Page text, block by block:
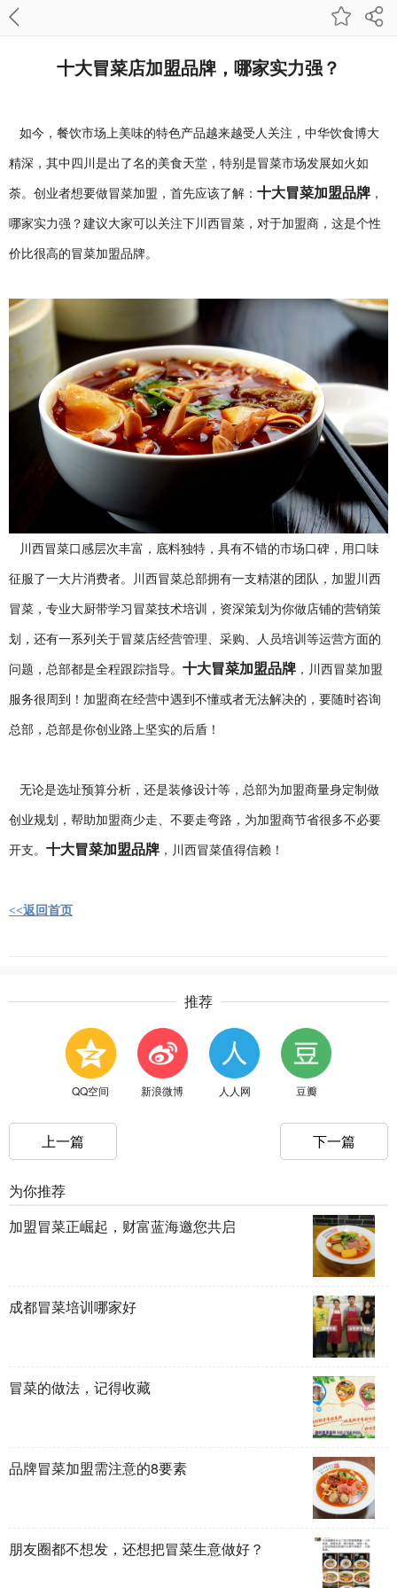
十大冒菜店加盟品牌，哪家实力强？
如今，餐饮市场上美味的特色产品越来越受人关注，中华饮食博大
精深，其中四川是出了名的美食天堂，特别是冒菜市场发展如火如
荼。创业者想要做冒菜加盟，首先应该了解： 十大冒菜加盟品牌 ，
哪家实力强？建议大家可以关注下川西冒菜，对于加盟商，这是个性
价比很高的冒菜加盟品牌。
川西冒菜口感层次丰富，底料独特，具有不错的市场口碑，用口味
征服了一大片消费者。川西冒菜总部拥有一支精湛的团队，加盟川西
冒菜，专业大厨带学习冒菜技术培训，资深策划为你做店铺的营销策
划，还有一系列关于冒菜店经营管理、采购、人员培训等运营方面的
问题，总部都是全程跟踪指导。 十大冒菜加盟品牌 ，川西冒菜加盟
服务很周到！加盟商在经营中遇到不懂或者无法解决的，要随时咨询
总部，总部是你创业路上坚实的后盾！
无论是选址预算分析，还是装修设计等，总部为加盟商量身定制做
创业规划，帮助加盟商少走、不要走弯路，为加盟商节省很多不必要
开支。 十大冒菜加盟品牌 ，川西冒菜值得信赖！
<<返回首页
推荐
QQ空间 新浪微博 人人网 豆瓣
上一篇 下一篇
为你推荐
加盟冒菜正崛起，财富蓝海邀您共启
成都冒菜培训哪家好
冒菜的做法，记得收藏
品牌冒菜加盟需注意的8要素
朋友圈都不想发，还想把冒菜生意做好？